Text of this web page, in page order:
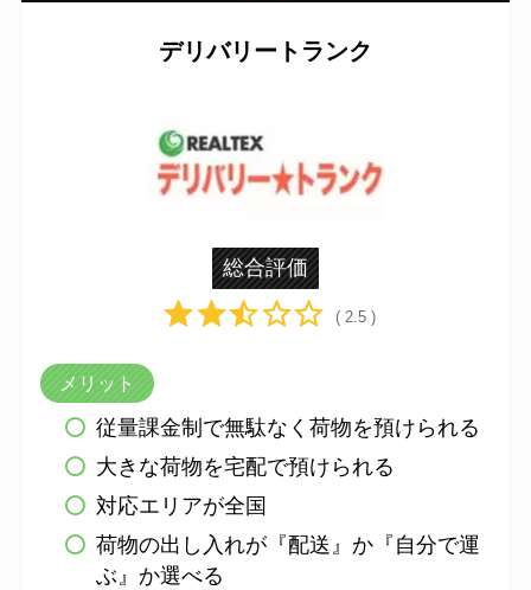
デリバリートランク
総合評価
( 2.5 )
メリット
従量課金制で無駄なく荷物を預けられる
大きな荷物を宅配で預けられる
対応エリアが全国
荷物の出し入れが『配送』か『自分で運
ぶ』か選べる